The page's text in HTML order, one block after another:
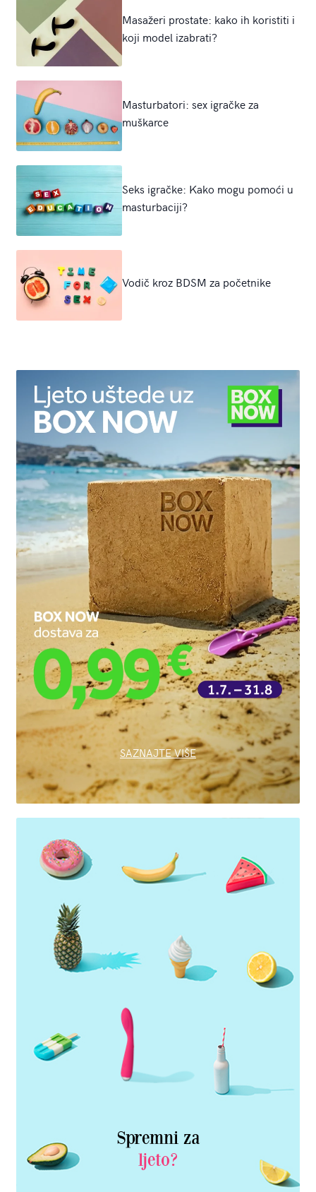
Masažeri prostate: kako ih koristiti i
koji model izabrati?
Masturbatori: sex igračke za
muškarce
Seks igračke: Kako mogu pomoći u
masturbaciji?
Vodič kroz BDSM za početnike
SAZNAJTE VIŠE
Spremni za
ljeto?